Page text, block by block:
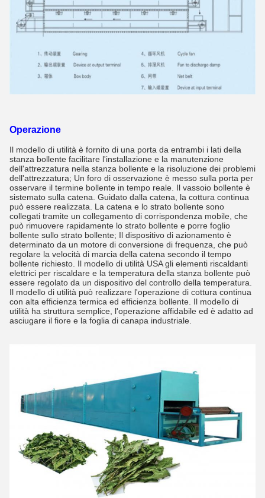
Operazione
Il modello di utilità è fornito di una porta da entrambi i lati della
stanza bollente facilitare l'installazione e la manutenzione
dell'attrezzatura nella stanza bollente e la risoluzione dei problemi
dell'attrezzatura; Un foro di osservazione è messo sulla porta per
osservare il termine bollente in tempo reale. Il vassoio bollente è
sistemato sulla catena. Guidato dalla catena, la cottura continua
può essere realizzata. La catena e lo strato bollente sono
collegati tramite un collegamento di corrispondenza mobile, che
può rimuovere rapidamente lo strato bollente e porre foglio
bollente sullo strato bollente; Il dispositivo di azionamento è
determinato da un motore di conversione di frequenza, che può
regolare la velocità di marcia della catena secondo il tempo
bollente richiesto. Il modello di utilità USA gli elementi riscaldanti
elettrici per riscaldare e la temperatura della stanza bollente può
essere regolato da un dispositivo del controllo della temperatura.
Il modello di utilità può realizzare l'operazione di cottura continua
con alta efficienza termica ed efficienza bollente. Il modello di
utilità ha struttura semplice, l'operazione affidabile ed è adatto ad
asciugare il fiore e la foglia di canapa industriale.